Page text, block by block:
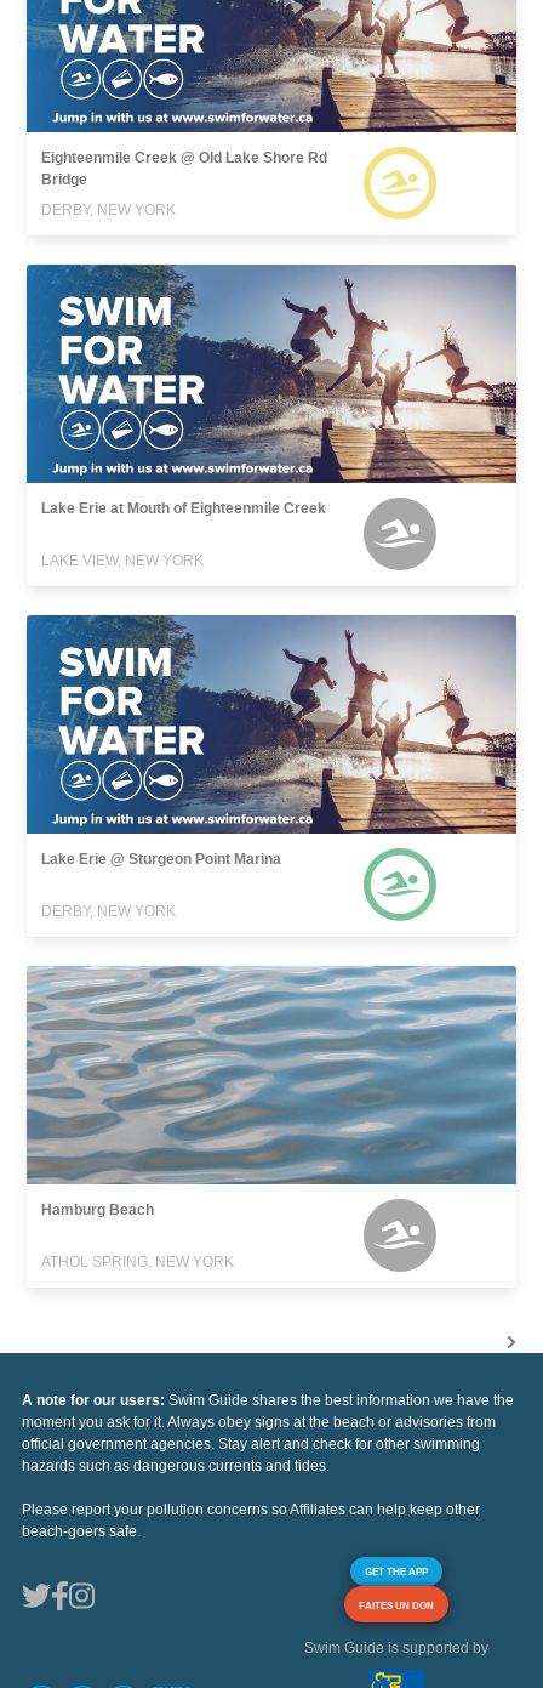
Eighteenmile Creek @ Old Lake Shore Rd
Bridge
DERBY, NEW YORK
Lake Erie at Mouth of Eighteenmile Creek
LAKE VIEW, NEW YORK
Lake Erie @ Sturgeon Point Marina
DERBY, NEW YORK
Hamburg Beach
ATHOL SPRING, NEW YORK
A note for our users: Swim Guide shares the best information we have the
moment you ask for it. Always obey signs at the beach or advisories from
official government agencies. Stay alert and check for other swimming
hazards such as dangerous currents and tides.
Please report your pollution concerns so Affiliates can help keep other
beach-goers safe.
GET THE APP
FAITES UN DON
Swim Guide is supported by